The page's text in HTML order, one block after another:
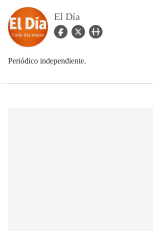
El Día
facebook Icon
twitter Iconuser_url Icon
Periódico independiente.